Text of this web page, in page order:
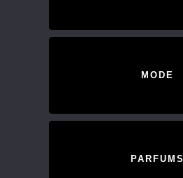
MODE
PARFUMS